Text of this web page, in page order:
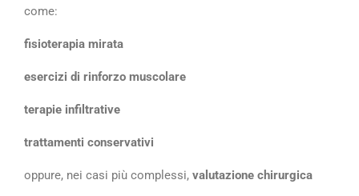
come:
fisioterapia mirata
esercizi di rinforzo muscolare
terapie infiltrative
trattamenti conservativi
oppure, nei casi più complessi, valutazione chirurgica